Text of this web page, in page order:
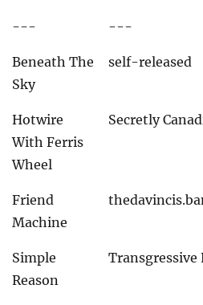
--- ---
Beneath The
Sky
self-released
Hotwire
With Ferris
Wheel
Secretly
Friend
Machine
Simple
Reason
Transgressive